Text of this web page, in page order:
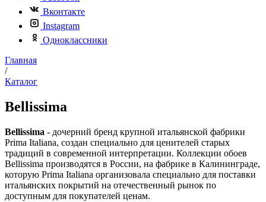
Вконтакте
Instagram
Одноклассники
Главная
/
Каталог
Bellissima
Bellissima - дочерний бренд крупной итальянской фабрики
Prima Italiana, создан специально для ценителей старых
традиций в современной интерпретации. Коллекции обоев
Bellissima производятся в России, на фабрике в Калининграде,
которую Prima Italiana организовала специально для поставки
итальянских покрытий на отечественный рынок по
доступным для покупателей ценам.